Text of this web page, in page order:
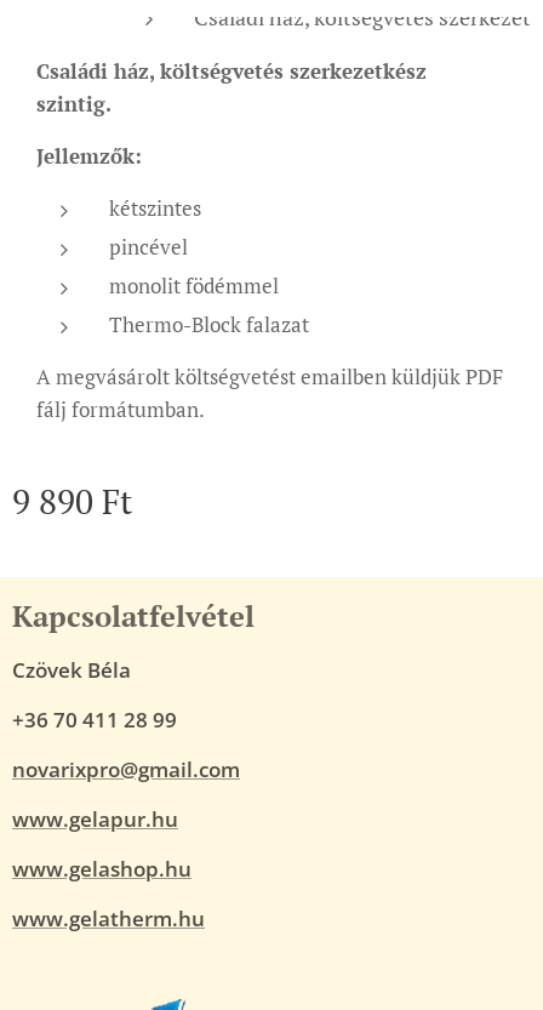
Családi ház, költségvetés
Családi ház, költségvetés szerkezetkész
szintig.
Jellemzők:
kétszintes
pincével
monolit födémmel
Thermo-Block falazat
A megvásárolt költségvetést emailben küldjük PDF
fálj formátumban.
9 890 Ft
Kapcsolatfelvétel
Czövek Béla
+36 70 411 28 99
novarixpro@gmail.com
www.gelapur.hu
www.gelashop.hu
www.gelatherm.hu